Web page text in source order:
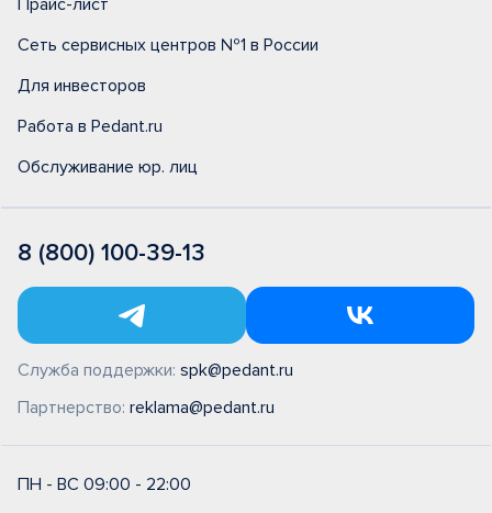
Прайс-лист
Сеть сервисных центров №1 в России
Для инвесторов
Работа в Pedant.ru
Обслуживание юр. лиц
8 (800) 100-39-13
Служба поддержки: spk@pedant.ru
Партнерство: reklama@pedant.ru
ПН - ВС 09:00 - 22:00